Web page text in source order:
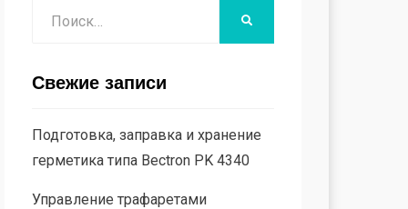
Свежие записи
Подготовка, заправка и хранение
герметика типа Bectron PK 4340
Управление трафаретами